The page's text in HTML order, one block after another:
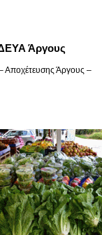
Άργους
Αποχέτευσης Άργους –